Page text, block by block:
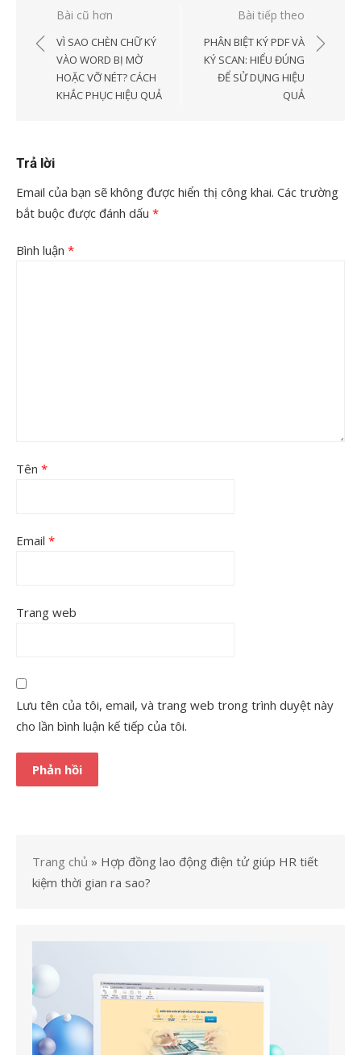
Điều
hướng
viết
Bài cũ hơn
VÌ SAO CHÈN CHỮ KÝ
VÀO WORD BỊ MỜ
HOẶC VỠ NÉT? CÁCH
KHẮC PHỤC HIỆU QUẢ
Bài tiếp theo
PHÂN BIỆT KÝ PDF VÀ
KÝ SCAN: HIỂU ĐÚNG
ĐỂ SỬ DỤNG HIỆU
QUẢ
Trả lời
Email của bạn sẽ không được hiển thị công khai. Các trường
bắt buộc được đánh dấu *
Bình luận *
Tên *
Email *
Trang web
Lưu tên của tôi, email, và trang web trong trình duyệt này
cho lần bình luận kế tiếp của tôi.
Trang chủ » Hợp đồng lao động điện tử giúp HR tiết
kiệm thời gian ra sao?